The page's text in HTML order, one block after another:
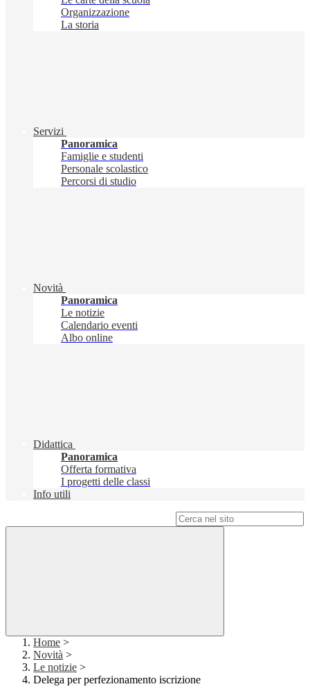
Organizzazione
La storia
Servizi
Panoramica
Famiglie e studenti
Personale scolastico
Percorsi di studio
Novità
Panoramica
Le notizie
Calendario eventi
Albo online
Didattica
Panoramica
Offerta formativa
I progetti delle classi
Info utili
Home >
Novità >
Le notizie >
Delega per perfezionamento iscrizione